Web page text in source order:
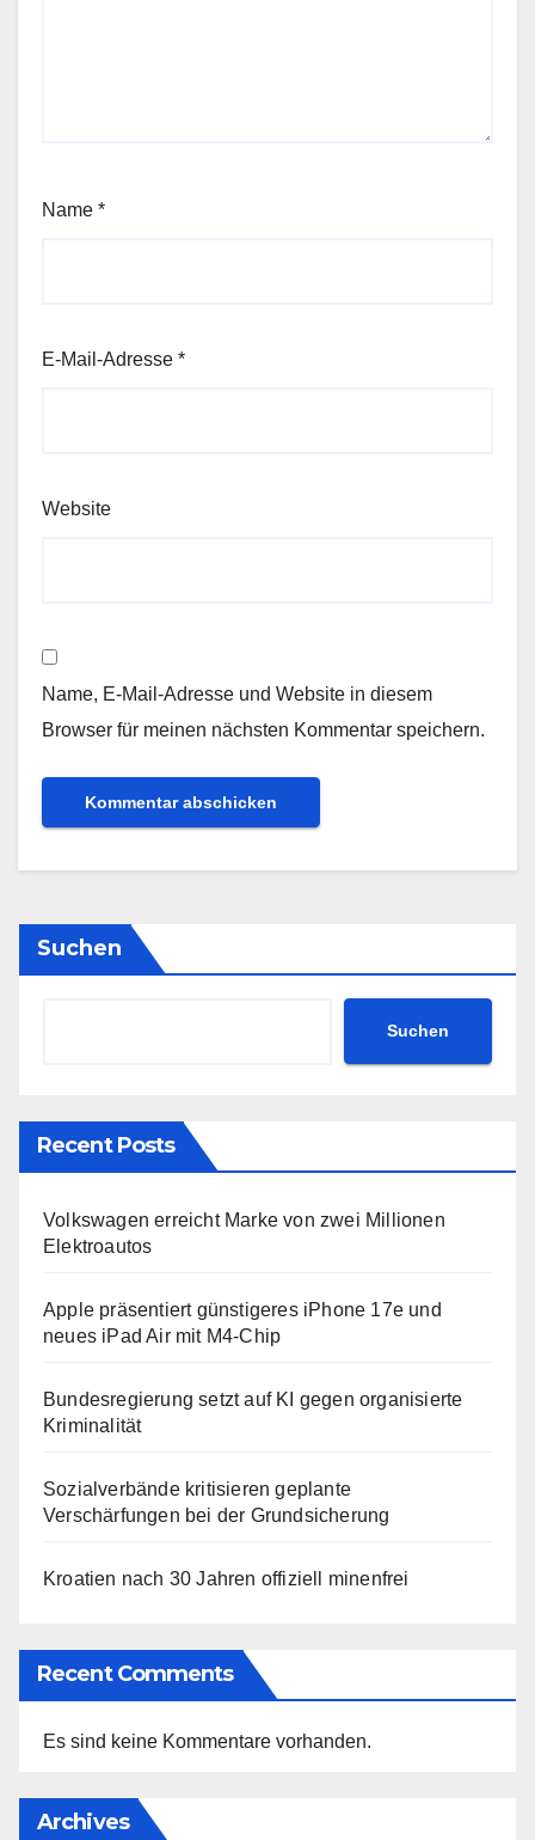
Name *
E-Mail-Adresse *
Website
Name, E-Mail-Adresse und Website in diesem
Browser für meinen nächsten Kommentar speichern.
Suchen
Suchen
Recent Posts
Volkswagen erreicht Marke von zwei Millionen
Elektroautos
Apple präsentiert günstigeres iPhone 17e und
neues iPad Air mit M4-Chip
Bundesregierung setzt auf KI gegen organisierte
Kriminalität
Sozialverbände kritisieren geplante
Verschärfungen bei der Grundsicherung
Kroatien nach 30 Jahren offiziell minenfrei
Recent Comments
Es sind keine Kommentare vorhanden.
Archives